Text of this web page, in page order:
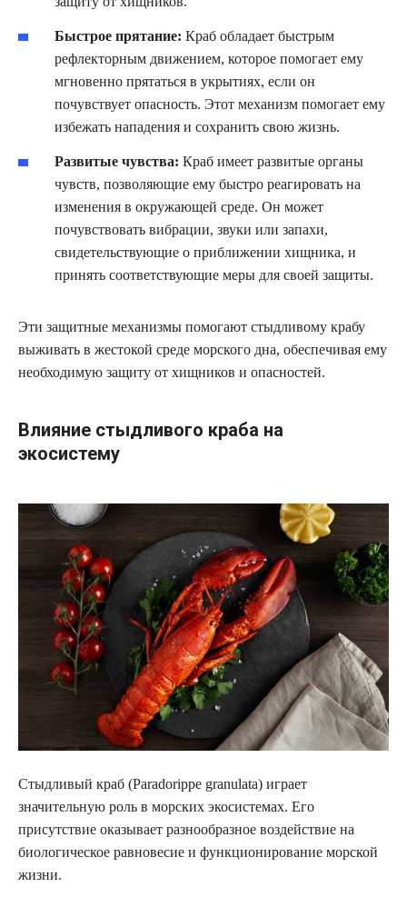
Быстрое прятание: Краб обладает быстрым
рефлекторным движением, которое помогает ему
мгновенно прятаться в укрытиях, если он
почувствует опасность. Этот механизм помогает ему
избежать нападения и сохранить свою жизнь.
Развитые чувства: Краб имеет развитые органы
чувств, позволяющие ему быстро реагировать на
изменения в окружающей среде. Он может
почувствовать вибрации, звуки или запахи,
свидетельствующие о приближении хищника, и
принять соответствующие меры для своей защиты.
Эти защитные механизмы помогают стыдливому крабу
выживать в жестокой среде морского дна, обеспечивая ему
необходимую защиту от хищников и опасностей.
Влияние стыдливого краба на
экосистему
Стыдливый краб (Paradorippe granulata) играет
значительную роль в морских экосистемах. Его
присутствие оказывает разнообразное воздействие на
биологическое равновесие и функционирование морской
жизни.